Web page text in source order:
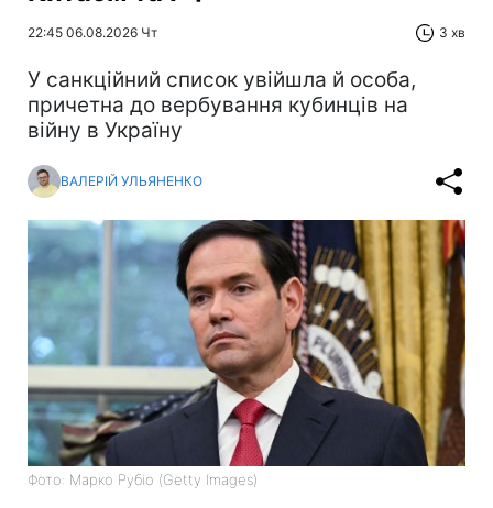
22:45 06.08.2026 Чт 3 хв
У санкційний список увійшла й особа,
причетна до вербування кубинців на
війну в Україну
ВАЛЕРІЙ УЛЬЯНЕНКО
Фото: Марко Рубіо (Getty Images)